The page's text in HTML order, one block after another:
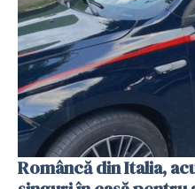
Româncă din Italia,